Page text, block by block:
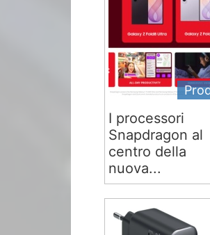
I processori
Snapdragon al
centro della
nuova...